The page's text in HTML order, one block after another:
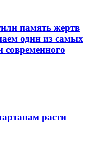
память жертв
один из самых
современного
расти